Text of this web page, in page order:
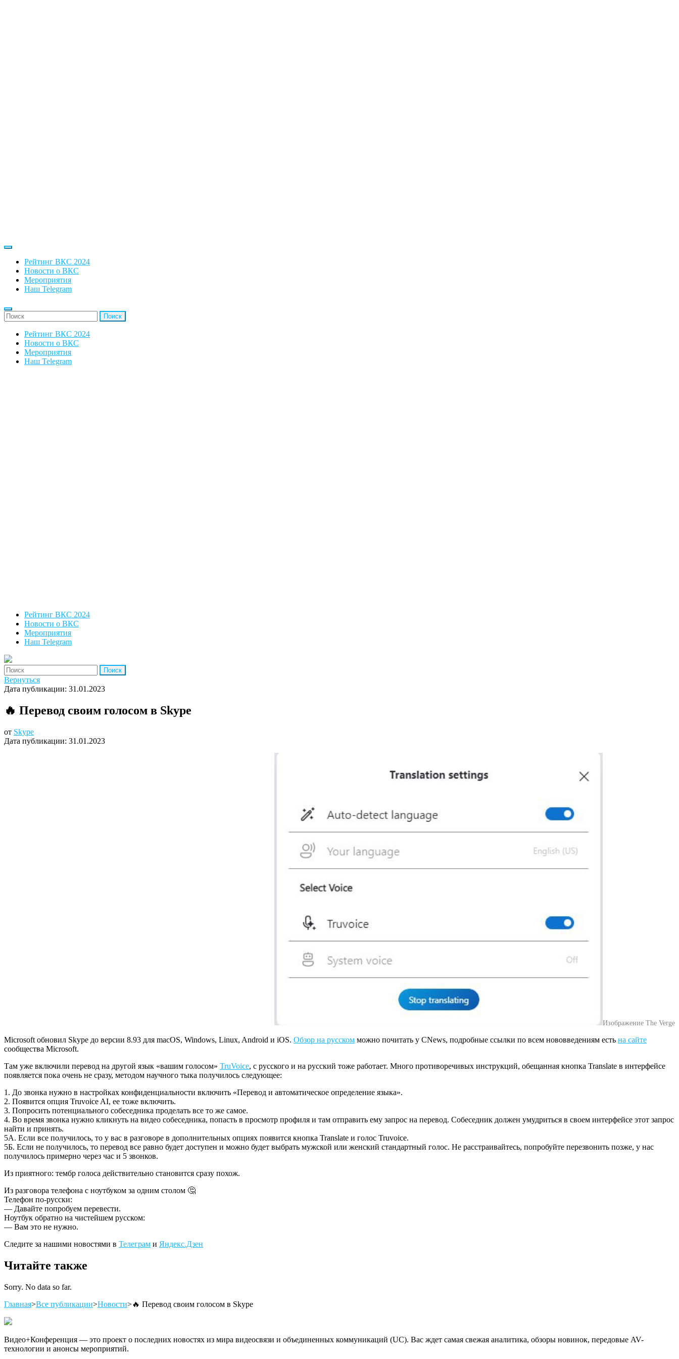
Рейтинг ВКС 2024
Новости о ВКС
Мероприятия
Наш Telegram
'Найти:
Рейтинг ВКС 2024
Новости о ВКС
Мероприятия
Наш Telegram
Рейтинг ВКС 2024
Новости о ВКС
Мероприятия
Наш Telegram
'Найти:
Вернуться
Дата публикации: 31.01.2023
🔥 Перевод своим голосом в Skype
от Skype
Дата публикации: 31.01.2023
Изображение The Verge
Microsoft обновил Skype до версии 8.93 для macOS, Windows, Linux, Android и iOS. Обзор на русском можно почитать у CNews, подробные ссылки по всем нововведениям есть на сайте
сообщества Microsoft.
Там уже включили перевод на другой язык «вашим голосом» TruVoice, с русского и на русский тоже работает. Много противоречивых инструкций, обещанная кнопка Translate в интерфейсе
появляется пока очень не сразу, методом научного тыка получилось следующее:
1. До звонка нужно в настройках конфиденциальности включить «Перевод и автоматическое определение языка».
2. Появится опция Truvoice AI, ее тоже включить.
3. Попросить потенциального собеседника проделать все то же самое.
4. Во время звонка нужно кликнуть на видео собеседника, попасть в просмотр профиля и там отправить ему запрос на перевод. Собеседник должен умудриться в своем интерфейсе этот запрос
найти и принять.
5А. Если все получилось, то у вас в разговоре в дополнительных опциях появится кнопка Translate и голос Truvoice.
5Б. Если не получилось, то перевод все равно будет доступен и можно будет выбрать мужской или женский стандартный голос. Не расстраивайтесь, попробуйте перезвонить позже, у нас
получилось примерно через час и 5 звонков.
Из приятного: тембр голоса действительно становится сразу похож.
Из разговора телефона с ноутбуком за одним столом 🤔
Телефон по-русски:
— Давайте попробуем перевести.
Ноутбук обратно на чистейшем русском:
— Вам это не нужно.
Следите за нашими новостями в Телеграм и Яндекс.Дзен
Читайте также
Sorry. No data so far.
Главная>Все публикации>Новости>🔥 Перевод своим голосом в Skype
Видео+Конференция — это проект о последних новостях из мира видеосвязи и объединенных коммуникаций (UC). Вас ждет самая свежая аналитика, обзоры новинок, передовые AV-
технологии и анонсы мероприятий.